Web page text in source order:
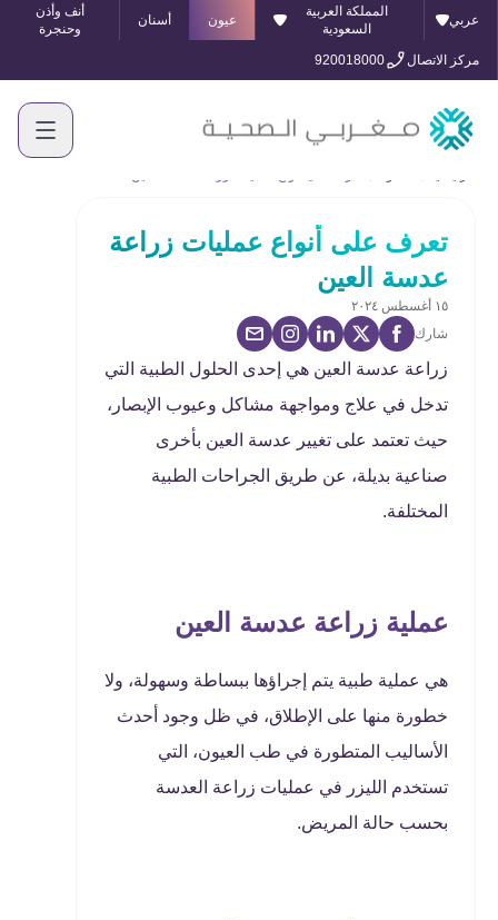
عربي
المملكة العربية
السعودية
عيون أسنان
أنف وأذن
وحنجرة
مركز الاتصال
920018000
تعرف على أنواع عمليات زراعة
عدسة العين
١٥ أغسطس ٢٠٢٤
شارك
زراعة عدسة العين هي إحدى الحلول الطبية التي
تدخل في علاج ومواجهة مشاكل وعيوب الإبصار،
حيث تعتمد على تغيير عدسة العين بأخرى
صناعية بديلة، عن طريق الجراحات الطبية
المختلفة.
عملية زراعة عدسة العين
هي عملية طبية يتم إجراؤها ببساطة وسهولة، ولا
خطورة منها على الإطلاق، في ظل وجود أحدث
الأساليب المتطورة في طب العيون، التي
تستخدم الليزر في عمليات زراعة العدسة
بحسب حالة المريض.